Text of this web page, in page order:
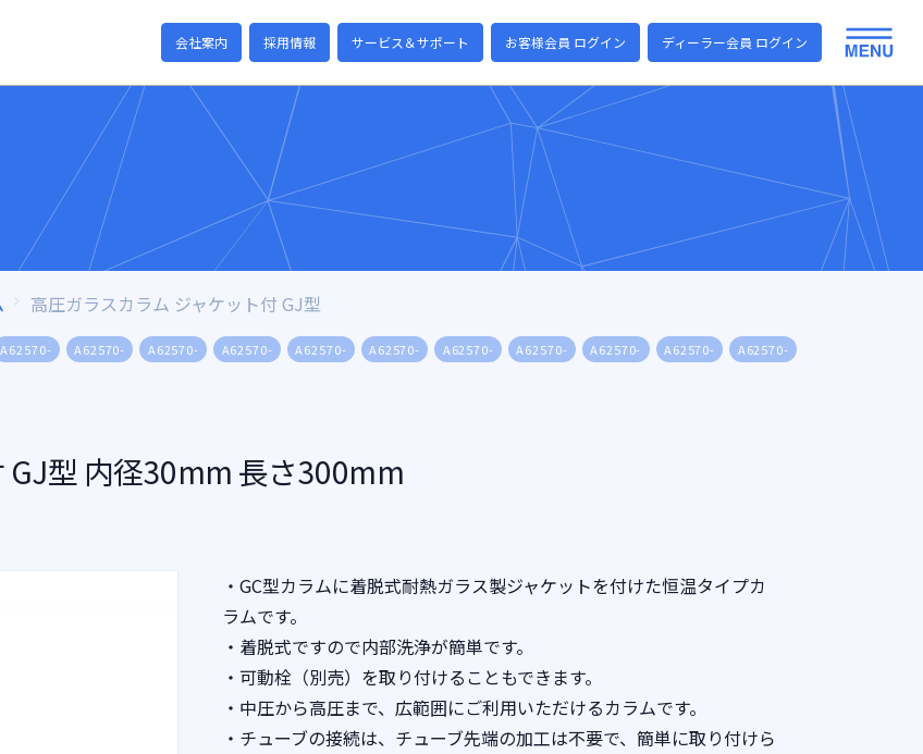
会社案内 採用情報 サービス＆サポート お客様会員 ログイン ディーラー会員 ログイン
高圧ガラスカラム ジャケット付 GJ型
A62570- A62570- A62570- A62570- A62570- A62570- A62570- A62570- A62570- A62570- A62570-
GJ型 内径30mm 長さ300mm
・GC型カラムに着脱式耐熱ガラス製ジャケットを付けた恒温タイプカ
ラムです。
・着脱式ですので内部洗浄が簡単です。
・可動栓（別売）を取り付けることもできます。
・中圧から高圧まで、広範囲にご利用いただけるカラムです。
・チューブの接続は、チューブ先端の加工は不要で、簡単に取り付けら